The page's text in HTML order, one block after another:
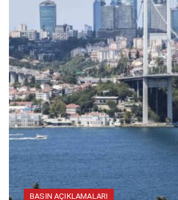
BASIN AÇIKLAMALARI